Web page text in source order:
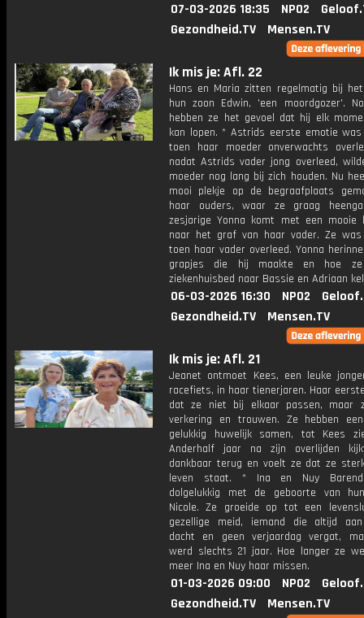
07-03-2026 18:35 NPO2
Gezondheid.TV
Mensen.TV
Ik mis je: Afl. 22
Hans en Maria zitten regelmatig bij
hun zoon Edwin, 'een moordgozer'.
hebben ze het gevoel dat hij elk
kan lopen. * Astrids eerste emotie was
toen haar moeder onverwachts
nadat Astrids vader jong overleed,
moeder nog lang bij zich houden. Nu
mooi plekje op de begraafplaats
haar ouders, waar ze graag
zesjarige Yonna komt met een mooie
naar het graf van haar vader. Ze
toen haar vader overleed. Yonna
grapjes die hij maakte en hoe
ziekenhuisbed naar Bassie en Adriaan
06-03-2026 16:30 NPO2
Gezondheid.TV
Mensen.TV
Ik mis je: Afl. 21
Jeanet ontmoet Kees, een leuke
racefiets, in haar tienerjaren. Haar
dat ze niet bij elkaar passen, maar
verkering en trouwen. Ze hebben
gelukkig huwelijk samen, tot Kees
Anderhalf jaar na zijn overlijden
dankbaar terug en voelt ze dat ze
leven staat. * Ina en Nuy
dolgelukkig met de geboorte van
Nicole. Ze groeide op tot een
gezellige meid, iemand die altijd
dacht en geen verjaardag vergat,
werd slechts 21 jaar. Hoe langer ze
meer Ina en Nuy haar missen.
01-03-2026 09:00 NPO2
Gezondheid.TV
Mensen.TV